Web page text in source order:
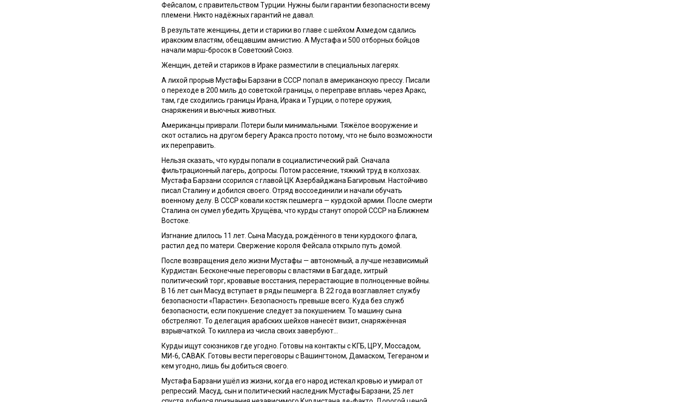
Фейсалом, с правительством Турции. Нужны были гарантии безопасности всему
племени. Никто надёжных гарантий не давал.
В результате женщины, дети и старики во главе с шейхом Ахмедом сдались
иракским властям, обещавшим амнистию. А Мустафа и 500 отборных бойцов
начали марш-бросок в Советский Союз.
Женщин, детей и стариков в Ираке разместили в специальных лагерях.
А лихой прорыв Мустафы Барзани в СССР попал в американскую прессу. Писали
о переходе в 200 миль до советской границы, о переправе вплавь через Аракс,
там, где сходились границы Ирана, Ирака и Турции, о потере оружия,
снаряжения и вьючных животных.
Американцы приврали. Потери были минимальными. Тяжёлое вооружение и
скот остались на другом берегу Аракса просто потому, что не было возможности
их переправить.
Нельзя сказать, что курды попали в социалистический рай. Сначала
фильтрационный лагерь, допросы. Потом рассеяние, тяжкий труд в колхозах.
Мустафа Барзани ссорился с главой ЦК Азербайджана Багировым. Настойчиво
писал Сталину и добился своего. Отряд воссоединили и начали обучать
военному делу. В СССР ковали костяк пешмерга — курдской армии. После смерти
Сталина он сумел убедить Хрущёва, что курды станут опорой СССР на Ближнем
Востоке.
Изгнание длилось 11 лет. Сына Масуда, рождённого в тени курдского флага,
растил дед по матери. Свержение короля Фейсала открыло путь домой.
После возвращения дело жизни Мустафы — автономный, а лучше независимый
Курдистан. Бесконечные переговоры с властями в Багдаде, хитрый
политический торг, кровавые восстания, перерастающие в полноценные войны.
В 16 лет сын Масуд вступает в ряды пешмерга. В 22 года возглавляет службу
безопасности «Парастин». Безопасность превыше всего. Куда без служб
безопасности, если покушение следует за покушением. То машину сына
обстреляют. То делегация арабских шейхов нанесёт визит, снаряжённая
взрывчаткой. То киллера из числа своих завербуют…
Курды ищут союзников где угодно. Готовы на контакты с КГБ, ЦРУ, Моссадом,
МИ-6, САВАК. Готовы вести переговоры с Вашингтоном, Дамаском, Тегераном и
кем угодно, лишь бы добиться своего.
Мустафа Барзани ушёл из жизни, когда его народ истекал кровью и умирал от
репрессий. Масуд, сын и политический наследник Мустафы Барзани, 25 лет